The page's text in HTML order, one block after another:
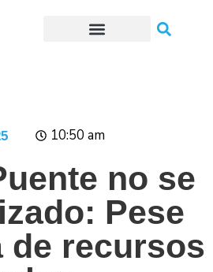
10:50 am
no se
Pese
de recursos